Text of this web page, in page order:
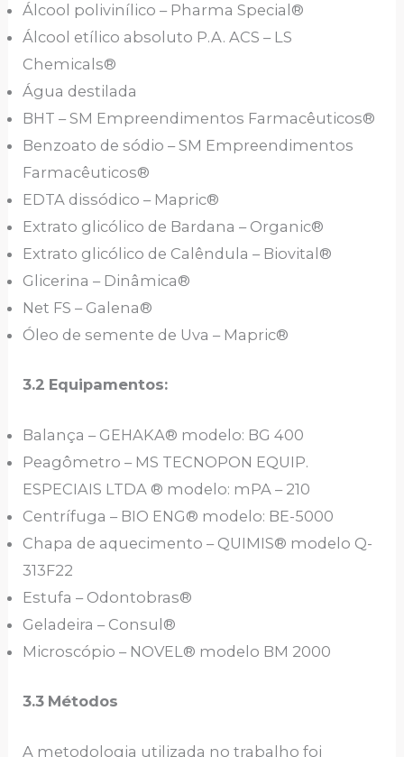
Álcool polivinílico – Pharma Special®
Álcool etílico absoluto P.A. ACS – LS
Chemicals®
Água destilada
BHT – SM Empreendimentos Farmacêuticos®
Benzoato de sódio – SM Empreendimentos
Farmacêuticos®
EDTA dissódico – Mapric®
Extrato glicólico de Bardana – Organic®
Extrato glicólico de Calêndula – Biovital®
Glicerina – Dinâmica®
Net FS – Galena®
Óleo de semente de Uva – Mapric®
3.2 Equipamentos:
Balança – GEHAKA® modelo: BG 400
Peagômetro – MS TECNOPON EQUIP.
ESPECIAIS LTDA ® modelo: mPA – 210
Centrífuga – BIO ENG® modelo: BE-5000
Chapa de aquecimento – QUIMIS® modelo Q-
313F22
Estufa – Odontobras®
Geladeira – Consul®
Microscópio – NOVEL® modelo BM 2000
3.3 Métodos
A metodologia utilizada no trabalho foi